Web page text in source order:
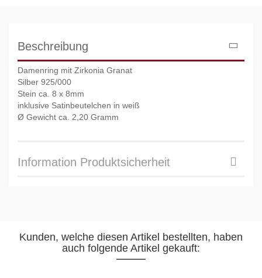
Beschreibung
Damenring mit Zirkonia Granat
Silber 925/000
Stein ca. 8 x 8mm
inklusive Satinbeutelchen in weiß
Ø Gewicht ca. 2,20 Gramm
Information Produktsicherheit
Kunden, welche diesen Artikel bestellten, haben
auch folgende Artikel gekauft: